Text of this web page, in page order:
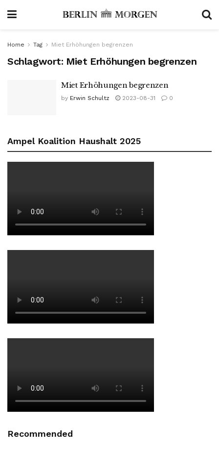
Home Tag Miet Erhöhungen begrenzen
Schlagwort: Miet Erhöhungen begrenzen
Miet Erhöhungen begrenzen
by Erwin Schultz 2023-08-31 0
Ampel Koalition Haushalt 2025
Recommended